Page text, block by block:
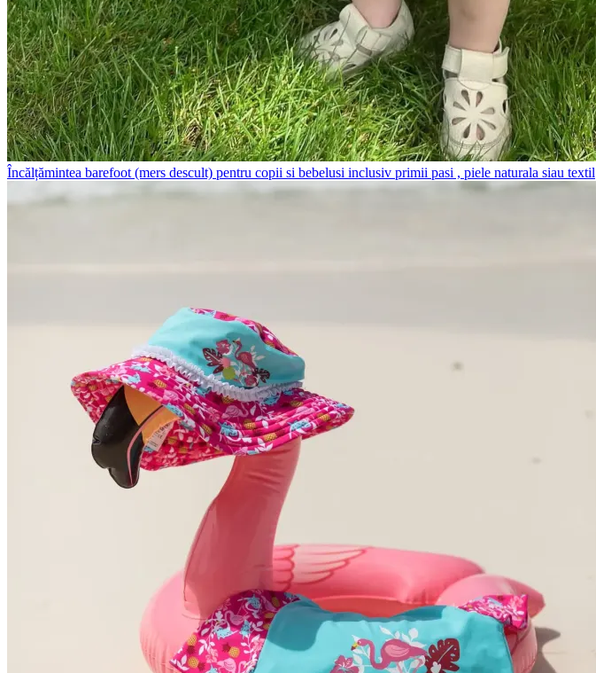
Încălțămintea barefoot (mers descult) pentru copii si bebelusi inclusiv primii pasi , piele naturala siau textil